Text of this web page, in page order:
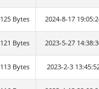
125 Bytes 2024-8-17
121 Bytes 2023-5-27
113 Bytes 2023-2-3